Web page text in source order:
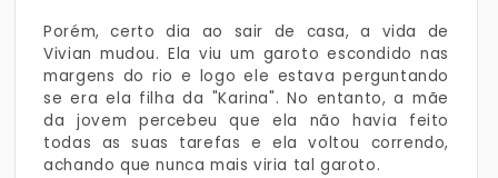
Porém, certo dia ao sair de casa, a vida de
Vivian mudou. Ela viu um garoto escondido nas
margens do rio e logo ele estava perguntando
se era ela filha da "Karina". No entanto, a mãe
da jovem percebeu que ela não havia feito
todas as suas tarefas e ela voltou correndo,
achando que nunca mais viria tal garoto.